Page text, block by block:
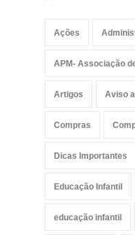
Ações
APM- Associação
Artigos Aviso
Compras
Dicas Importantes
Educação Infantil
educação infantil